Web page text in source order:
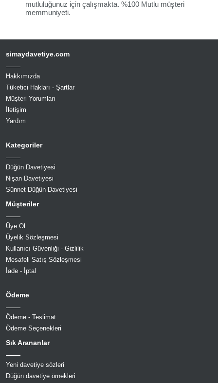
mutluluğunuz için çalışmakta. %100 Mutlu müşteri
memmuniyeti.
simaydavetiye.com
Hakkımızda
Tüketici Hakları - Şartlar
Müşteri Yorumları
İletişim
Yardım
Kategoriler
Düğün Davetiyesi
Nişan Davetiyesi
Sünnet Düğün Davetiyesi
Müşteriler
Üye Ol
Üyelik Sözleşmesi
Kullanıcı Güvenliği - Gizlilik
Mesafeli Satış Sözleşmesi
İade - İptal
Ödeme
Ödeme - Teslimat
Ödeme Seçenekleri
Sık Arananlar
Yeni davetiye sözleri
Düğün davetiye örnekleri